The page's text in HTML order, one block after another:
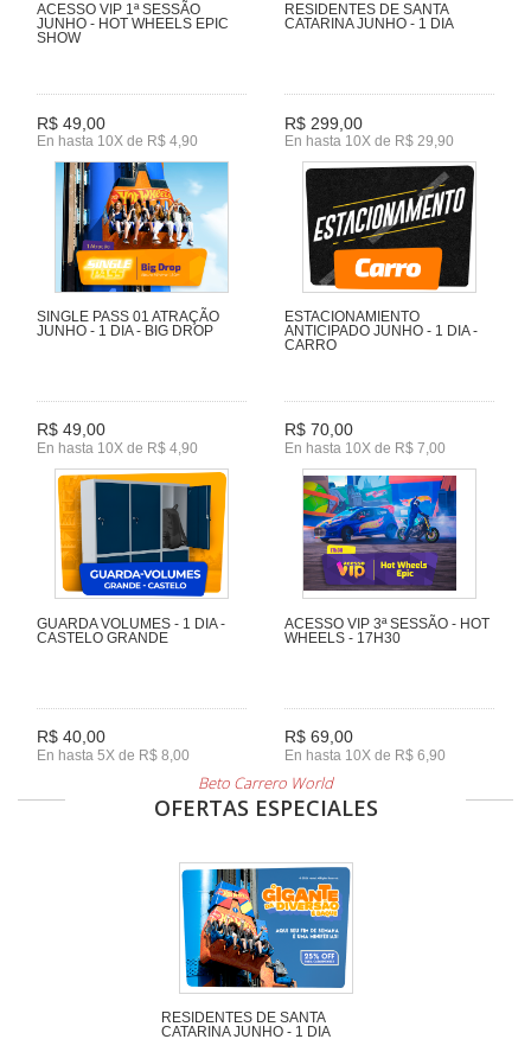
ACESSO VIP 1ª SESSÃO
JUNHO - HOT WHEELS EPIC
SHOW
R$ 49,00
En hasta 10X de R$ 4,90
RESIDENTES DE SANTA
CATARINA JUNHO - 1 DIA
R$ 299,00
En hasta 10X de R$ 29,90
SINGLE PASS 01 ATRAÇÃO
JUNHO - 1 DIA - BIG DROP
R$ 49,00
En hasta 10X de R$ 4,90
ESTACIONAMIENTO
ANTICIPADO JUNHO - 1 DIA -
CARRO
R$ 70,00
En hasta 10X de R$ 7,00
GUARDA VOLUMES - 1 DIA -
CASTELO GRANDE
R$ 40,00
En hasta 5X de R$ 8,00
ACESSO VIP 3ª SESSÃO - HOT
WHEELS - 17H30
R$ 69,00
En hasta 10X de R$ 6,90
Beto Carrero World
OFERTAS ESPECIALES
RESIDENTES DE SANTA
CATARINA JUNHO - 1 DIA